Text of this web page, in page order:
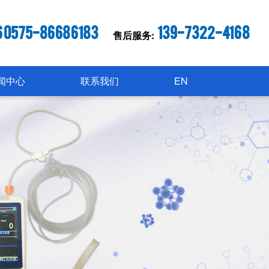
0575-86686183 售后服务: 139-7322-4168
中心 联系我们 EN